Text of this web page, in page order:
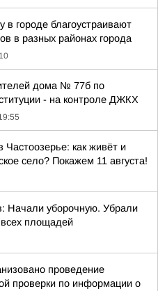
в городе благоустраивают
в разных районах города
дома № 77б по
- на контроле ДЖКХ
Частоозерье: как живёт и
село? Покажем 11 августа!
Начали уборочную. Убрали
площадей
проведение
проверки по информации о